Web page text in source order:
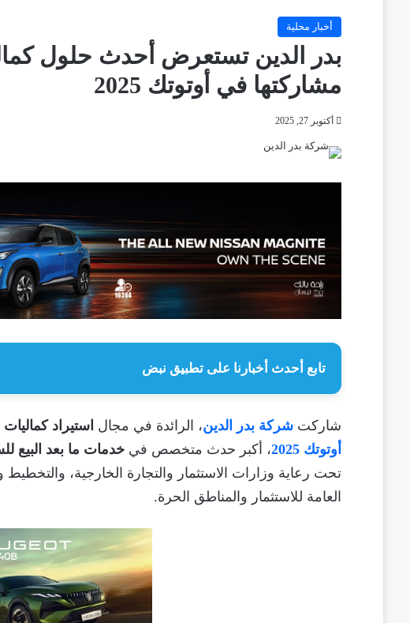
أخبار محلية
بدر الدين تستعرض أحدث حلول
مشاركتها في أوتوتك 2025
أكتوبر 27, 2025
تابع أحدث أخبارنا على تطبيق نبض
شاركت شركة بدر الدين، الرائدة في مجال استيراد
أوتوتك 2025
، أكبر حدث متخصص في خدمات ما بعد البيع
تحت رعاية وزارات الاستثمار والتجارة الخارجية، والتخطيط
العامة للاستثمار والمناطق الحرة.